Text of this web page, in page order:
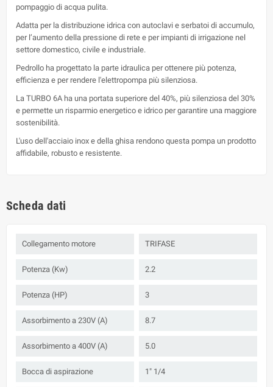
pompaggio di acqua pulita.
Adatta per la distribuzione idrica con autoclavi e serbatoi di accumulo,
per l’aumento della pressione di rete e per impianti di irrigazione nel
settore domestico, civile e industriale.
Pedrollo ha progettato la parte idraulica per ottenere più potenza,
efficienza e per rendere l'elettropompa più silenziosa.
La TURBO 6A ha una portata superiore del 40%, più silenziosa del 30%
e permette un risparmio energetico e idrico per garantire una maggiore
sostenibilità.
L'uso dell'acciaio inox e della ghisa rendono questa pompa un prodotto
affidabile, robusto e resistente.
Scheda dati
Collegamento motore TRIFASE
Potenza (Kw) 2.2
Potenza (HP) 3
Assorbimento a 230V (A) 8.7
Assorbimento a 400V (A) 5.0
Bocca di aspirazione 1" 1/4